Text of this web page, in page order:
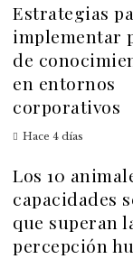
Estrategias
implementar
de
en entornos
corporativos
Hace 4 días
Los 10
capacidades
que superan
percepción